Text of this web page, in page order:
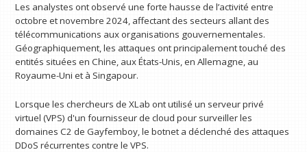
Les analystes ont observé une forte hausse de l’activité entre
octobre et novembre 2024, affectant des secteurs allant des
télécommunications aux organisations gouvernementales.
Géographiquement, les attaques ont principalement touché des
entités situées en Chine, aux États-Unis, en Allemagne, au
Royaume-Uni et à Singapour.
Lorsque les chercheurs de XLab ont utilisé un serveur privé
virtuel (VPS) d'un fournisseur de cloud pour surveiller les
domaines C2 de Gayfemboy, le botnet a déclenché des attaques
DDoS récurrentes contre le VPS.